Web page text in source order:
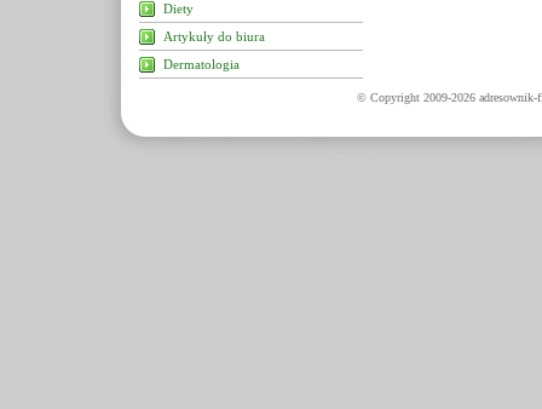
Diety
Artykuły do biura
Dermatologia
© Copyright 2009-2026